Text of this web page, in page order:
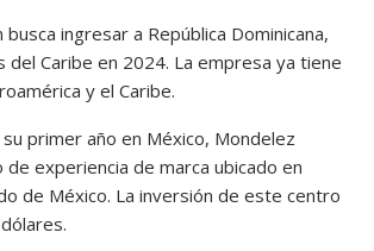
ingresar a República Dominicana,
del Caribe en 2024. La empresa ya tiene
y el Caribe.
primer año en México, Mondelez
de experiencia de marca ubicado en
de México. La inversión de este centro